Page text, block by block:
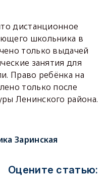
дистанционное
школьника в
только выдачей
занятия для
Право ребёнка на
только после
Ленинского района.
Заринская
Оцените статью: